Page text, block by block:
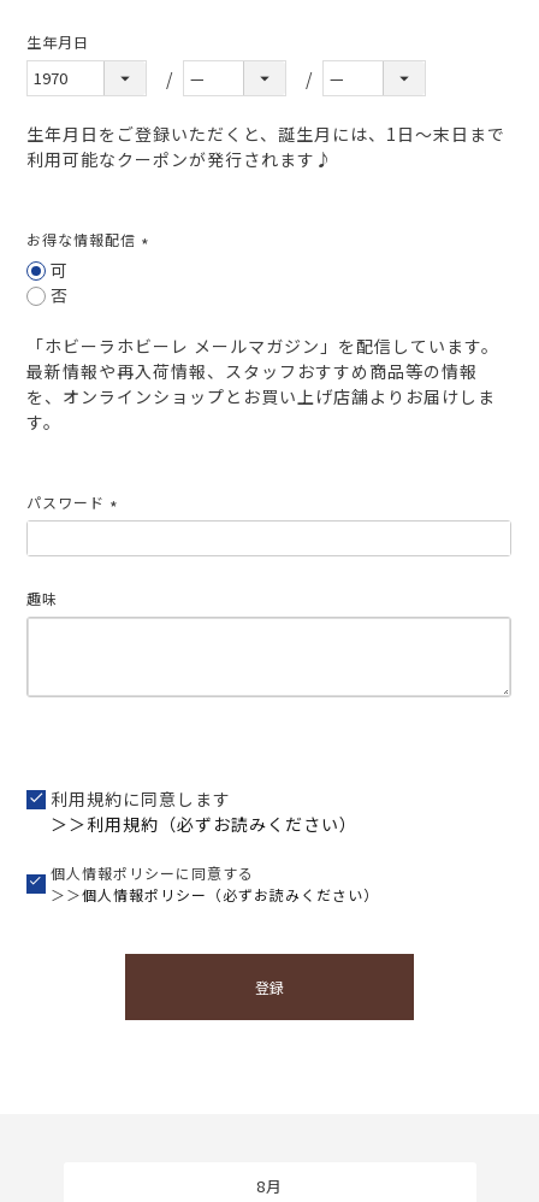
生年月日
生年月日をご登録いただくと、誕生月には、1日～末日まで
利用可能なクーポンが発行されます♪
お得な情報配信
可
否
「ホビーラホビーレ メールマガジン」を配信しています。
最新情報や再入荷情報、スタッフおすすめ商品等の情報
を、オンラインショップとお買い上げ店舗よりお届けしま
す。
パスワード
須)
趣味
利用規約に同意します
＞＞利用規約（必ずお読みください）
個人情報ポリシーに同意する
＞＞個人情報ポリシー（必ずお読みください）
登録
8月